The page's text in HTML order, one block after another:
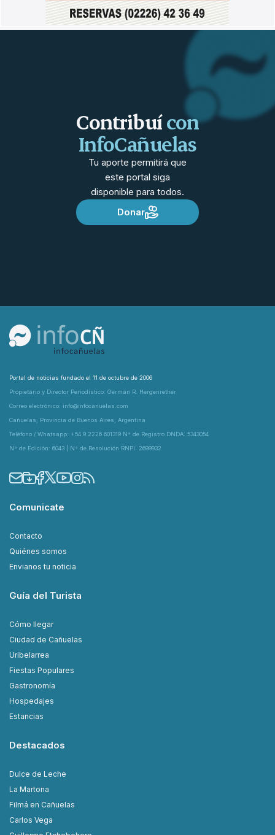
Contribuícon
InfoCañuelas
Tu aporte permitirá que
este portal siga
disponible para todos.
Donar
Portal de noticias fundado el 11 de octubre de 2006
Propietario y Director Periodístico: Germán R. Hergenrether
Correo electrónico: info@infocanuelas.com
Cañuelas, Provincia de Buenos Aires, Argentina
Teléfono / Whatsapp: +54 9 2226 601319 N° de Registro DNDA: 5343054
N° de Edición: 6043 | N° de Resolución RNPI: 2699932
Comunicate
Contacto
Quiénes somos
Envianos tu noticia
Guía del Turista
Cómo llegar
Ciudad de Cañuelas
Uribelarrea
Fiestas Populares
Gastronomía
Hospedajes
Estancias
Destacados
Dulce de Leche
La Martona
Filmá en Cañuelas
Carlos Vega